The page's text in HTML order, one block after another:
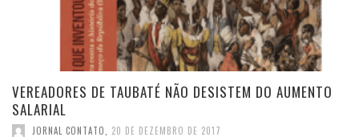
VEREADORES DE TAUBATÉ NÃO DESISTEM DO AUMENTO
SALARIAL
JORNAL CONTATO 20 DE DEZEMBRO DE 2017